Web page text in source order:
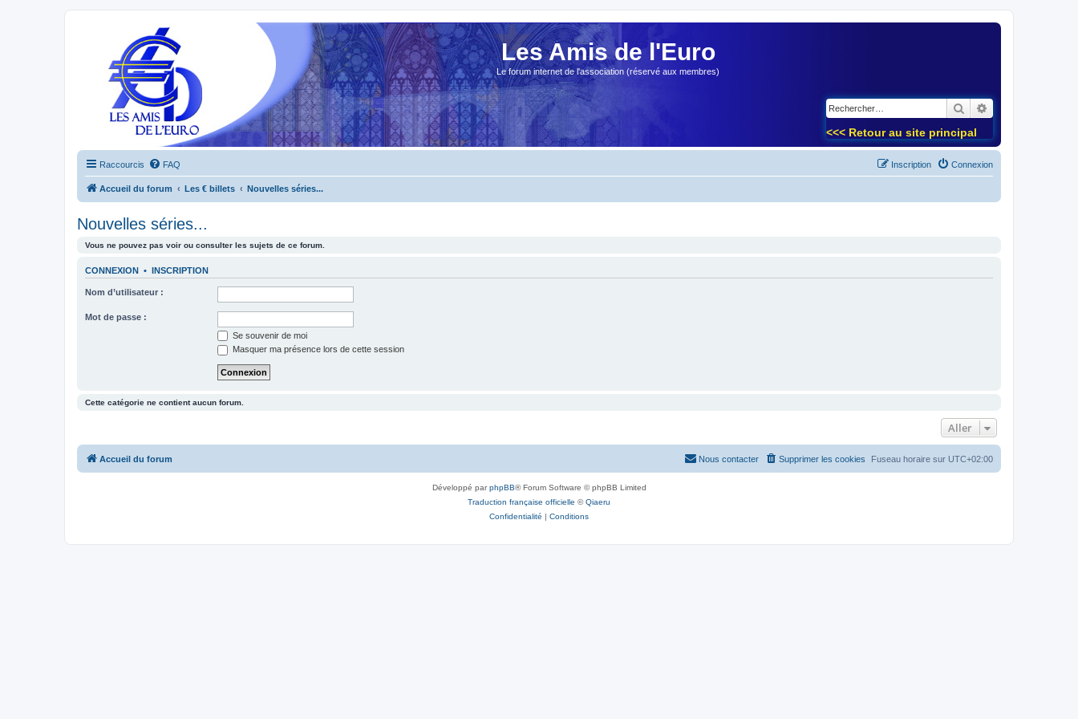
Les Amis de l'Euro
Le forum internet de l'association (réservé aux membres)
Rechercher
<<< Retour au site principal
Raccourcis FAQ Connexion
Inscription
Accueil du forum Les € billets Nouvelles séries...
Nouvelles séries...
Vous ne pouvez pas voir ou consulter les sujets de ce forum.
CONNEXION • INSCRIPTION
Nom d’utilisateur :
Mot de passe :
Se souvenir de moi
Masquer ma présence lors de cette session
Cette catégorie ne contient aucun forum.
Aller
Accueil du forum Fuseau horaire sur UTC+02:00
Supprimer les cookies
Nous contacter
Développé parphpBB® Forum Software © phpBB Limited
Traduction française officielle ©Qiaeru
Confidentialité | Conditions